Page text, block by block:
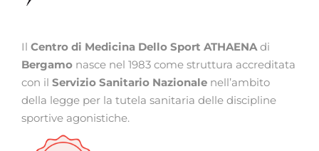
Il Centro di Medicina Dello Sport ATHAENA di
Bergamo nasce nel 1983 come struttura accreditata
con il Servizio Sanitario Nazionale nell’ambito
della legge per la tutela sanitaria delle discipline
sportive agonistiche.